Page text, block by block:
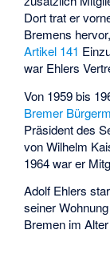
Dort trat er
Bremens
Artikel 141
war Ehlers
Von 1959 bis
Bremer
Präsident des
von Wilhelm
1964 war er
Adolf Ehlers
seiner
Bremen im